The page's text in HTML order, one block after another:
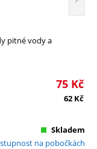
pitné vody a
75 Kč
62 Kč
Skladem
na pobočkách